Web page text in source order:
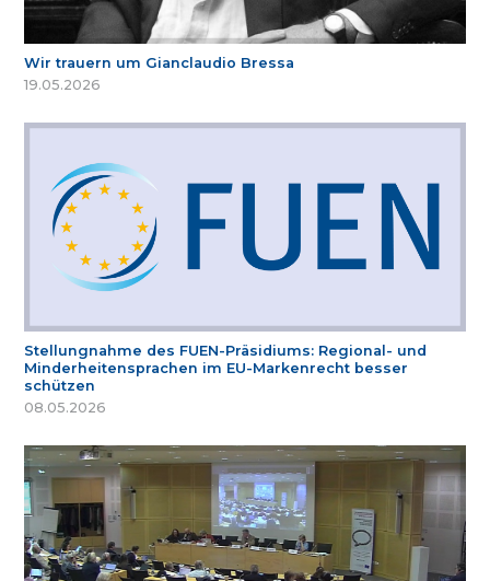
Wir trauern um Gianclaudio Bressa
19.05.2026
Stellungnahme des FUEN-Präsidiums: Regional- und
Minderheitensprachen im EU-Markenrecht besser
schützen
08.05.2026